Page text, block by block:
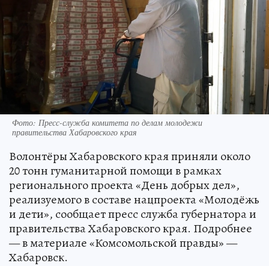
Фото: Пресс-служба комитета по делам молодежи
правительства Хабаровского края
Волонтёры Хабаровского края приняли около
20 тонн гуманитарной помощи в рамках
регионального проекта «День добрых дел»,
реализуемого в составе нацпроекта «Молодёжь
и дети», сообщает пресс служба губернатора и
правительства Хабаровского края. Подробнее
— в материале «Комсомольской правды» —
Хабаровск.